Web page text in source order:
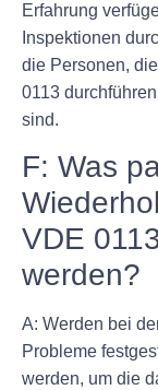
Erfahrung
Inspektionen
die Personen,
0113
sind.
F: Was
VDE
werden?
A: Werden bei
Probleme
werden, um die